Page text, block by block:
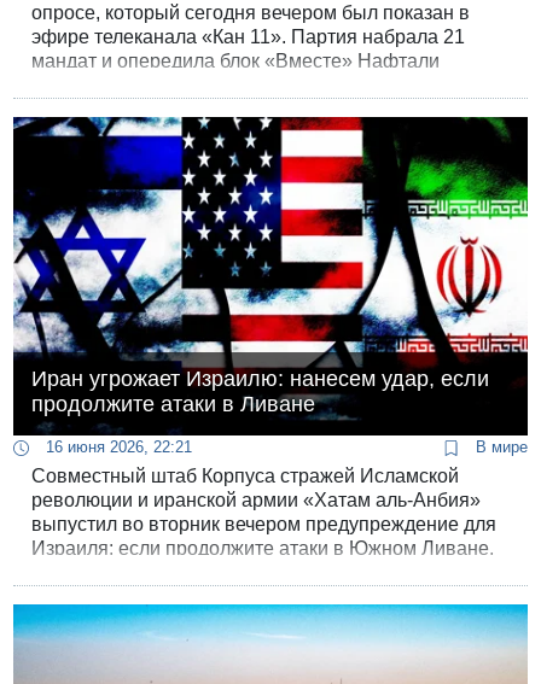
опросе, который сегодня вечером был показан в
эфире телеканала «Кан 11». Партия набрала 21
мандат и опередила блок «Вместе» Нафтали
24 в предыдущем опросе от 4 июня.
Иран угрожает Израилю: нанесем удар, если
продолжите атаки в Ливане
16 июня 2026, 22:21 В мире
Совместный штаб Корпуса стражей Исламской
революции и иранской армии «Хатам аль-Анбия»
выпустил во вторник вечером предупреждение для
Израиля: если продолжите атаки в Южном Ливане,